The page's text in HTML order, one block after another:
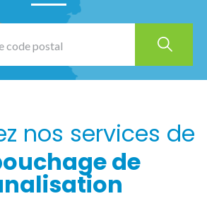
nos services de
de